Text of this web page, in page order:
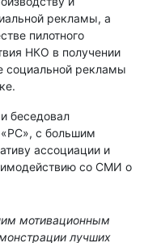
рекламы, а
пилотного
НКО в получении
социальной рекламы
беседовал
с большим
ассоциации и
со СМИ о
мотивационным
лучших